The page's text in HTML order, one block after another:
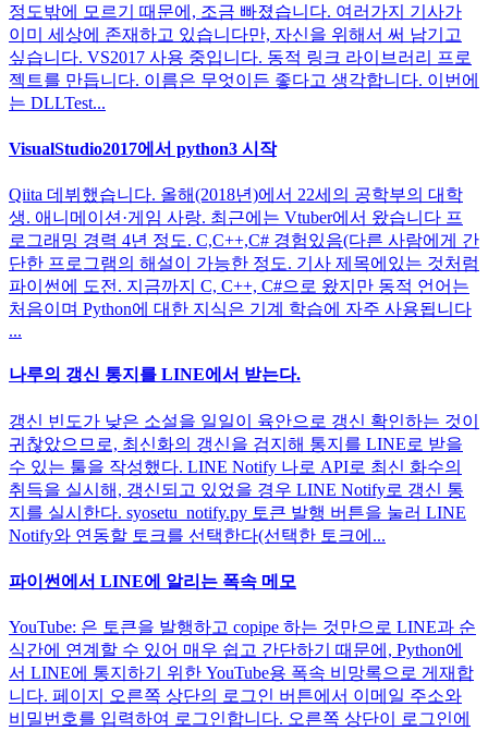
정도밖에 모르기 때문에, 조금 빠졌습니다. 여러가지 기사가
이미 세상에 존재하고 있습니다만, 자신을 위해서 써 남기고
싶습니다. VS2017 사용 중입니다. 동적 링크 라이브러리 프로
젝트를 만듭니다. 이름은 무엇이든 좋다고 생각합니다. 이번에
는 DLLTest...
VisualStudio2017에서 python3 시작
Qiita 데뷔했습니다. 올해(2018년)에서 22세의 공학부의 대학
생. 애니메이션·게임 사랑. 최근에는 Vtuber에서 왔습니다 프
로그래밍 경력 4년 정도. C,C++,C# 경험있음(다른 사람에게 간
단한 프로그램의 해설이 가능한 정도. 기사 제목에있는 것처럼
파이썬에 도전. 지금까지 C, C++, C#으로 왔지만 동적 언어는
처음이며 Python에 대한 지식은 기계 학습에 자주 사용됩니다
...
나루의 갱신 통지를 LINE에서 받는다.
갱신 빈도가 낮은 소설을 일일이 육안으로 갱신 확인하는 것이
귀찮았으므로, 최신화의 갱신을 검지해 통지를 LINE로 받을
수 있는 툴을 작성했다. LINE Notify 나로 API로 최신 화수의
취득을 실시해, 갱신되고 있었을 경우 LINE Notify로 갱신 통
지를 실시한다. syosetu_notify.py 토큰 발행 버튼을 눌러 LINE
Notify와 연동할 토크를 선택한다(선택한 토크에...
파이썬에서 LINE에 알리는 폭속 메모
YouTube: 은 토큰을 발행하고 copipe 하는 것만으로 LINE과 순
식간에 연계할 수 있어 매우 쉽고 간단하기 때문에, Python에
서 LINE에 통지하기 위한 YouTube용 폭속 비망록으로 게재합
니다. 페이지 오른쪽 상단의 로그인 버튼에서 이메일 주소와
비밀번호를 입력하여 로그인합니다. 오른쪽 상단이 로그인에